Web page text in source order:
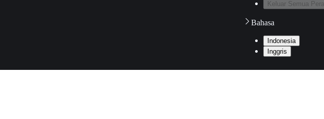
Keluar Semua
Bahasa
Indonesia
Inggris